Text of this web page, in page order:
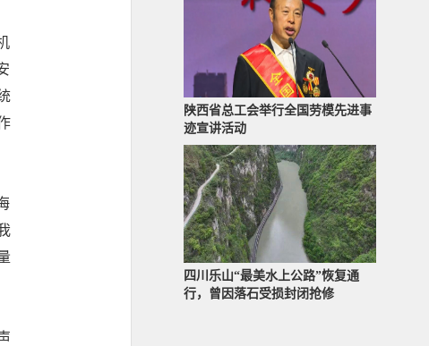
陕西省总工会举行全国劳模先进事
迹宣讲活动
四川乐山“最美水上公路”恢复通
行，曾因落石受损封闭抢修